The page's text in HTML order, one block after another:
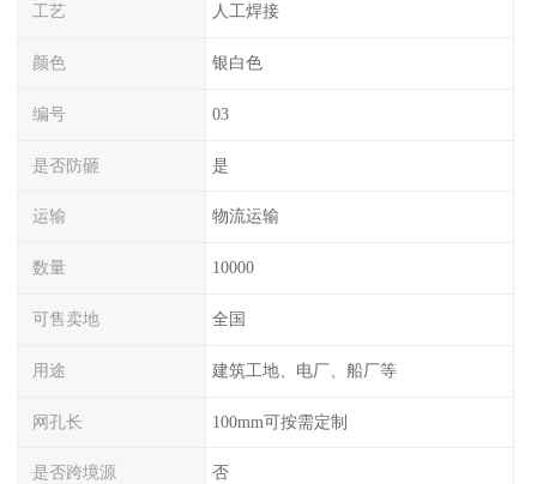
工艺 人工焊接
颜色 银白色
编号 03
是否防砸 是
运输 物流运输
数量 10000
可售卖地 全国
用途 建筑工地、电厂、船厂等
网孔长 100mm可按需定制
是否跨境源 否